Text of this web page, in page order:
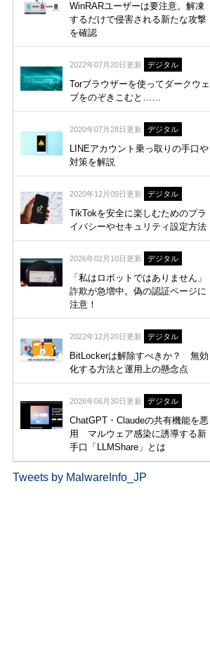
WinRARユーザーは要注意。解凍
するだけで侵害される新たな攻撃
を確認
2022年07月20日更新 デジタル
Torブラウザーを使ってダークウェ
ブをのぞきこむと……
2020年07月28日更新 デジタル
LINEアカウント乗っ取りの手口や
対策を解説
2020年12月09日更新 デジタル
TikTokを安全に楽しむためのプラ
イバシーやセキュリティ設定方法
2026年02月10日更新 デジタル
「私はロボットではありません」
詐欺が急増中。偽の認証ページに
注意！
2022年12月20日更新 デジタル
BitLockerは解除すべきか？ 無効
化する方法と運用上の懸念点
2026年06月30日更新 デジタル
ChatGPT・Claudeの共有機能を悪
用 マルウェア感染に誘導する新
手口「LLMShare」とは
Tweets by MalwareInfo_JP